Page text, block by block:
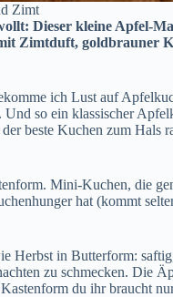
Zimt
Dieser kleine Apfel-
Zimtduft, goldbrauner
ich Lust auf
so ein klassischer
beste Kuchen zum Hals
. Mini-Kuchen, die
hat (kommt
Herbst in Butterform:
zu schmecken. Die
du ihr braucht